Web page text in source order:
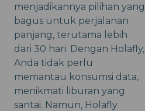
menjadikannya pilihan yang
bagus untuk perjalanan
panjang, terutama lebih
dari 30 hari. Dengan Holafly,
Anda tidak perlu
memantau konsumsi data,
menikmati liburan yang
santai. Namun, Holafly